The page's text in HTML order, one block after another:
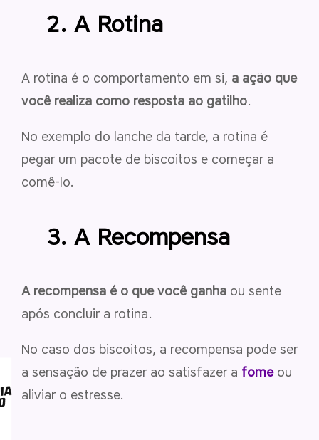
2. A Rotina
A rotina é o comportamento em si, a ação que
você realiza como resposta ao gatilho.
No exemplo do lanche da tarde, a rotina é
pegar um pacote de biscoitos e começar a
comê-lo.
3. A Recompensa
A recompensa é o que você ganha ou sente
após concluir a rotina.
No caso dos biscoitos, a recompensa pode ser
a sensação de prazer ao satisfazer a fomeou
aliviar o estresse.